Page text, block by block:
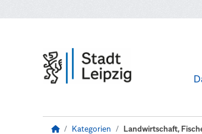
Kategorien Landwirtschaft,